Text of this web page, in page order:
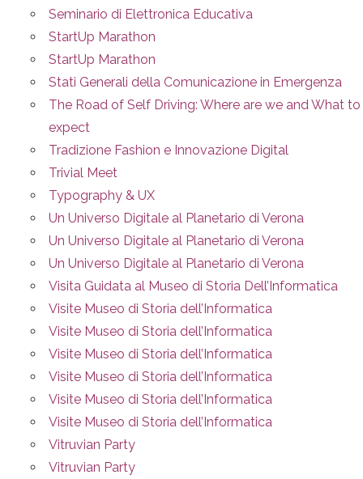
Seminario di Elettronica Educativa
StartUp Marathon
StartUp Marathon
Stati Generali della Comunicazione in Emergenza
The Road of Self Driving: Where are we and What to
expect
Tradizione Fashion e Innovazione Digital
Trivial Meet
Typography & UX
Un Universo Digitale al Planetario di Verona
Un Universo Digitale al Planetario di Verona
Un Universo Digitale al Planetario di Verona
Visita Guidata al Museo di Storia Dell’Informatica
Visite Museo di Storia dell’Informatica
Visite Museo di Storia dell’Informatica
Visite Museo di Storia dell’Informatica
Visite Museo di Storia dell’Informatica
Visite Museo di Storia dell’Informatica
Visite Museo di Storia dell’Informatica
Vitruvian Party
Vitruvian Party